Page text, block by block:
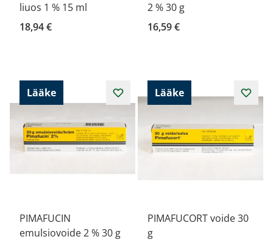
liuos 1 % 15 ml
18,94 €
2 % 30 g
16,59 €
Lääke
PIMAFUCIN
emulsiovoide 2 % 30 g
Lääke
PIMAFUCORT voide 30
g